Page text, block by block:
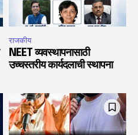
राजकीय
NEET व्यवस्थापनासाठी
उच्चस्तरीय कार्यदलाची स्थापना